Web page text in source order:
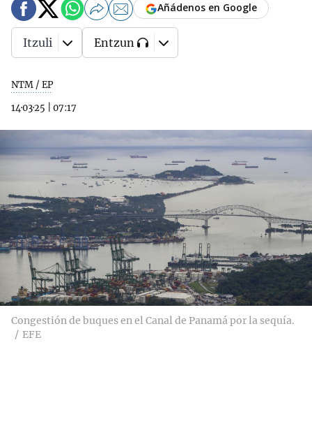
NTM / EP
14·03·25
07:17
Añádenos en Google
Itzuli Entzun
Congestión de buques en el Canal de Panamá por la sequía.
EFE